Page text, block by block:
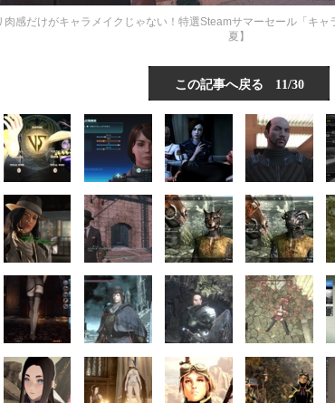
肉感だけがキャラメイクじゃない！特選Steamサマーセール「キ
夏】
この記事へ戻る 11/30